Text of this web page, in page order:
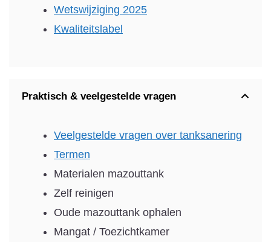
Wetswijziging 2025
Kwaliteitslabel
Praktisch & veelgestelde vragen
Veelgestelde vragen over tanksanering
Termen
Materialen mazouttank
Zelf reinigen
Oude mazouttank ophalen
Mangat / Toezichtkamer